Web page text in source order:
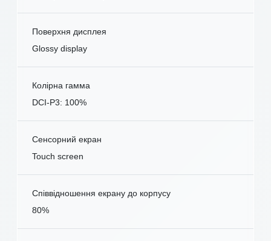
Поверхня дисплея
Glossy display
Колірна гамма
DCI-P3: 100%
Сенсорний екран
Touch screen
Співвідношення екрану до корпусу
80%